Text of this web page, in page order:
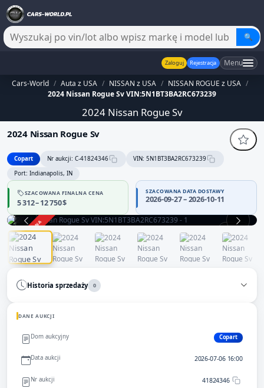
🔍
Zaloguj Rejestracja Menu
Cars-World / Auta z USA / NISSAN z USA / NISSAN ROGUE z USA /
2024 Nissan Rogue Sv VIN:5N1BT3BA2RC673239
2024 Nissan Rogue Sv
2024 Nissan Rogue Sv
Copart Nr aukcji: C-41824346
VIN: 5N1BT3BA2RC673239
Port: Indianapolis, IN
SZACOWANA FINALNA CENA
5 312 – 12 750 $
SZACOWANA DATA DOSTAWY
2026-09-27 – 2026-10-11
ZAKOŃCZONA
Historia sprzedaży 0
DANE AUKCJI
Dom aukcyjny Copart
Data aukcji 2026-07-06 16:00
Nr aukcji 41824346